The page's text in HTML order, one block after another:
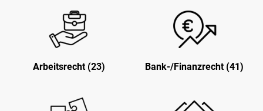
Arbeitsrecht (23) Bank-/Finanzrecht (41)